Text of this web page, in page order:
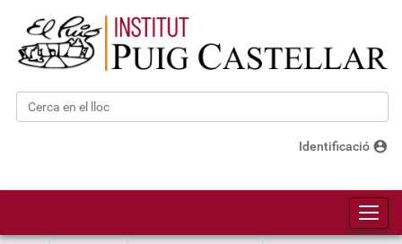
Cerca
Identificació account_circle